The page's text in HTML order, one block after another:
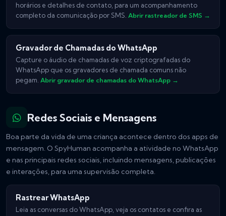
horários e detalhes de contato, para um acompanhamento
completo da comunicação por SMS. Abrir rastreador de SMS →
Gravador de Chamadas do WhatsApp
Capture o áudio de chamadas de voz criptografadas do
WhatsApp que os gravadores de chamada comuns não
pegam. Abrir gravador de chamadas do WhatsApp →
Redes Sociais e Mensagens
Boa parte da vida de uma criança acontece dentro dos apps de
mensagem. O SpyHuman acompanha a atividade no WhatsApp
e nas principais redes sociais, incluindo mensagens, publicações
e interações, para uma supervisão completa.
Rastrear WhatsApp
Leia as conversas do WhatsApp, veja os contatos e confira as